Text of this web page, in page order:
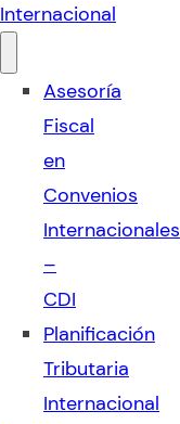
Internacional
Asesoría
Fiscal
en
Convenios
Internacionales
–
CDI
Planificación
Tributaria
Internacional